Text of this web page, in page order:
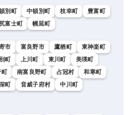
別町 中頓別町 枝幸町
豊富町
富士町 幌延町
市 富良野市 鷹栖町
東神楽町
町 上川町 東川町
美瑛町
町 南富良野町 占冠村
和寒町
町 音威子府村
中川町